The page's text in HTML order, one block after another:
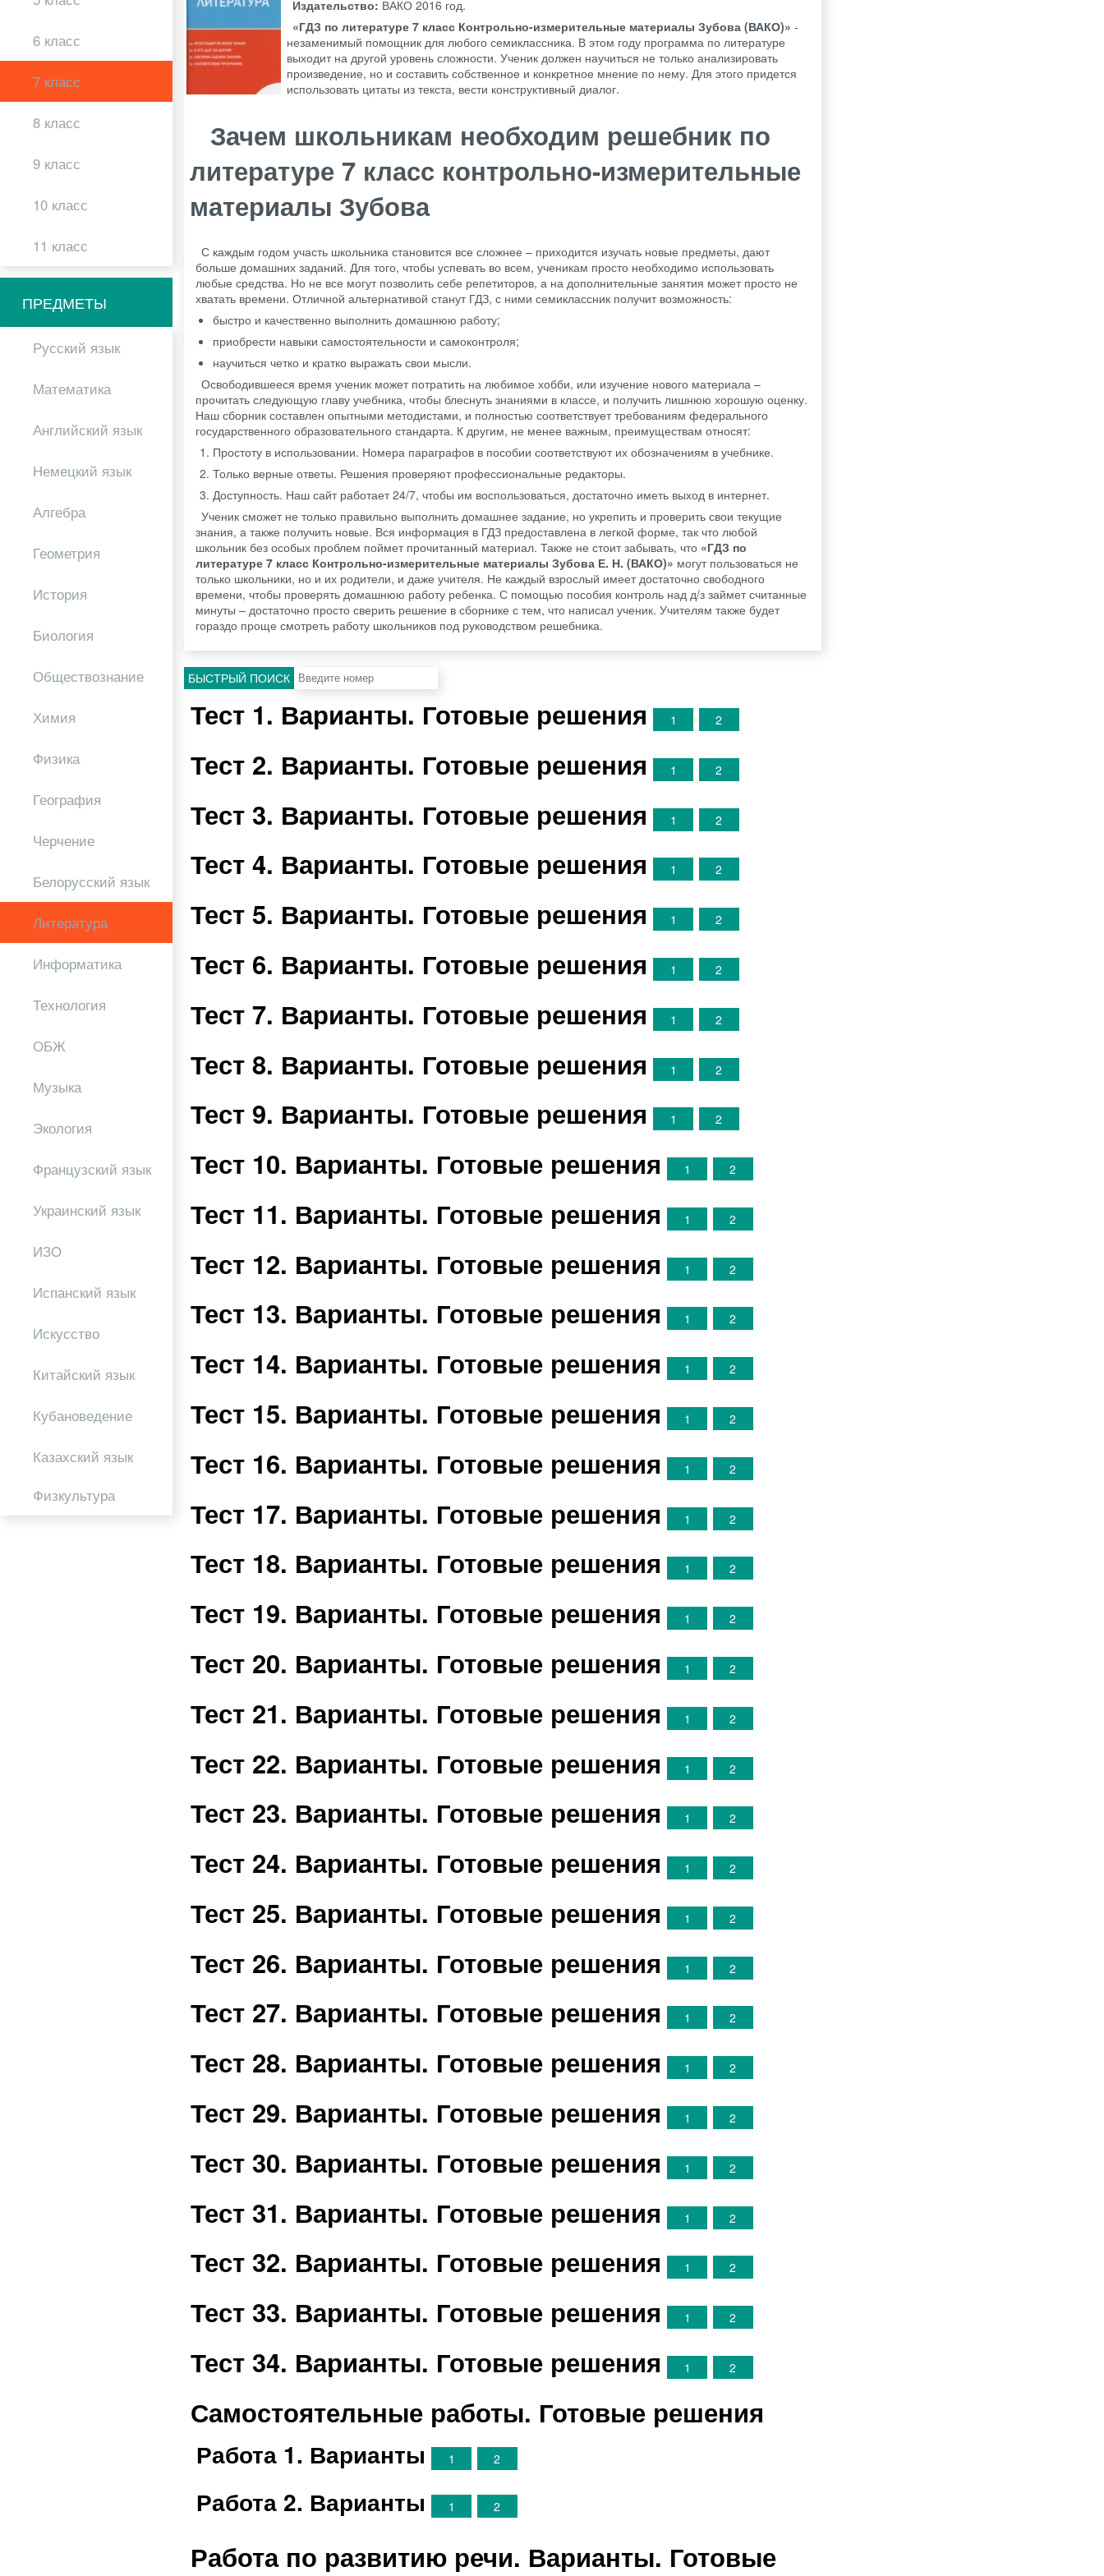
6 класс
7 класс
8 класс
9 класс
10 класс
11 класс
ПРЕДМЕТЫ
Русский язык
Математика
Английский язык
Немецкий язык
Алгебра
Геометрия
История
Биология
Обществознание
Химия
Физика
География
Черчение
Белорусский язык
Литература
Информатика
Технология
ОБЖ
Музыка
Экология
Французский язык
Украинский язык
ИЗО
Испанский язык
Искусство
Китайский язык
Кубановедение
Казахский язык
Физкультура
Издательство: ВАКО 2016 год.
«ГДЗ по литературе 7 класс Контрольно-измерительные материалы Зубова (ВАКО)» -
незаменимый помощник для любого семиклассника. В этом году программа по литературе
выходит на другой уровень сложности. Ученик должен научиться не только анализировать
произведение, но и составить собственное и конкретное мнение по нему. Для этого придется
использовать цитаты из текста, вести конструктивный диалог.
Зачем школьникам необходим решебник по
литературе 7 класс контрольно-измерительные
материалы Зубова
С каждым годом участь школьника становится все сложнее – приходится изучать новые предметы, дают
больше домашних заданий. Для того, чтобы успевать во всем, ученикам просто необходимо использовать
любые средства. Но не все могут позволить себе репетиторов, а на дополнительные занятия может просто не
хватать времени. Отличной альтернативой станут ГДЗ, с ними семиклассник получит возможность:
быстро и качественно выполнить домашнюю работу;
приобрести навыки самостоятельности и самоконтроля;
научиться четко и кратко выражать свои мысли.
Освободившееся время ученик может потратить на любимое хобби, или изучение нового материала –
прочитать следующую главу учебника, чтобы блеснуть знаниями в классе, и получить лишнюю хорошую оценку.
Наш сборник составлен опытными методистами, и полностью соответствует требованиям федерального
государственного образовательного стандарта. К другим, не менее важным, преимуществам относят:
Простоту в использовании. Номера параграфов в пособии соответствуют их обозначениям в учебнике.
Только верные ответы. Решения проверяют профессиональные редакторы.
Доступность. Наш сайт работает 24/7, чтобы им воспользоваться, достаточно иметь выход в интернет.
Ученик сможет не только правильно выполнить домашнее задание, но укрепить и проверить свои текущие
знания, а также получить новые. Вся информация в ГДЗ предоставлена в легкой форме, так что любой
школьник без особых проблем поймет прочитанный материал. Также не стоит забывать, что «ГДЗ по
литературе 7 класс Контрольно-измерительные материалы Зубова Е. Н. (ВАКО)» могут пользоваться не
только школьники, но и их родители, и даже учителя. Не каждый взрослый имеет достаточно свободного
времени, чтобы проверять домашнюю работу ребенка. С помощью пособия контроль над д/з займет считанные
минуты – достаточно просто сверить решение в сборнике с тем, что написал ученик. Учителям также будет
гораздо проще смотреть работу школьников под руководством решебника.
БЫСТРЫЙ ПОИСК
Тест 1. Варианты. Готовые решения 1 2
Тест 2. Варианты. Готовые решения 1 2
Тест 3. Варианты. Готовые решения 1 2
Тест 4. Варианты. Готовые решения 1 2
Тест 5. Варианты. Готовые решения 1 2
Тест 6. Варианты. Готовые решения 1 2
Тест 7. Варианты. Готовые решения 1 2
Тест 8. Варианты. Готовые решения 1 2
Тест 9. Варианты. Готовые решения 1 2
Тест 10. Варианты. Готовые решения 1 2
Тест 11. Варианты. Готовые решения 1 2
Тест 12. Варианты. Готовые решения 1 2
Тест 13. Варианты. Готовые решения 1 2
Тест 14. Варианты. Готовые решения 1 2
Тест 15. Варианты. Готовые решения 1 2
Тест 16. Варианты. Готовые решения 1 2
Тест 17. Варианты. Готовые решения 1 2
Тест 18. Варианты. Готовые решения 1 2
Тест 19. Варианты. Готовые решения 1 2
Тест 20. Варианты. Готовые решения 1 2
Тест 21. Варианты. Готовые решения 1 2
Тест 22. Варианты. Готовые решения 1 2
Тест 23. Варианты. Готовые решения 1 2
Тест 24. Варианты. Готовые решения 1 2
Тест 25. Варианты. Готовые решения 1 2
Тест 26. Варианты. Готовые решения 1 2
Тест 27. Варианты. Готовые решения 1 2
Тест 28. Варианты. Готовые решения 1 2
Тест 29. Варианты. Готовые решения 1 2
Тест 30. Варианты. Готовые решения 1 2
Тест 31. Варианты. Готовые решения 1 2
Тест 32. Варианты. Готовые решения 1 2
Тест 33. Варианты. Готовые решения 1 2
Тест 34. Варианты. Готовые решения 1 2
Самостоятельные работы. Готовые решения
Работа 1. Варианты 1 2
Работа 2. Варианты 1 2
Работа по развитию речи. Варианты. Готовые